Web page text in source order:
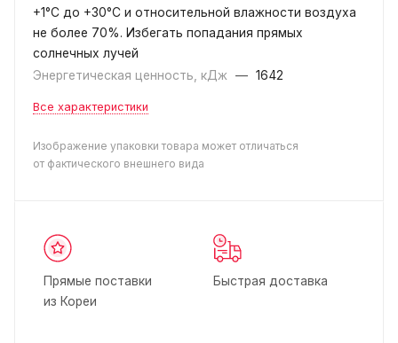
+1°C до +30°C и относительной влажности воздуха
не более 70%. Избегать попадания прямых
солнечных лучей
Энергетическая ценность, кДж
— 1642
Все характеристики
Изображение упаковки товара может отличаться
от фактического внешнего вида
Прямые поставки
из Кореи
Быстрая доставка